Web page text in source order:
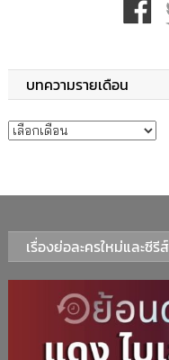
บทความรายเดือน
บทความรายเดือน
เรื่องย่อละครใหม่และซีรีส์